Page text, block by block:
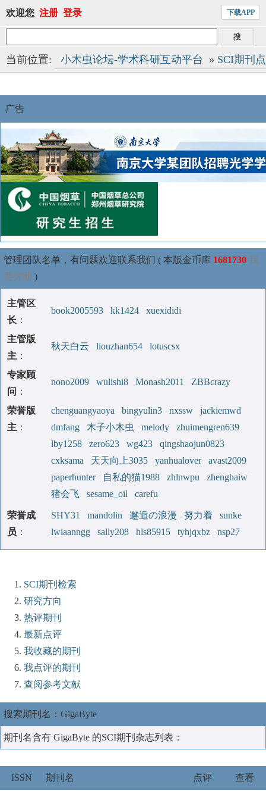
欢迎您 注册 登录 下载APP
当前位置: 小木虫论坛-学术科研互动平台 » SCI期刊
广告
管理团队名单，有问题欢迎联系我们 ( 本版金币库 1681730 我
要赞助 )
主管区
长 ：
book2005593 kk1424 xuexididi
主管版
主 ：
秋天白云 liouzhan654 lotuscsx
专家顾
问 ：
nono2009 wulishi8 Monash2011 ZBBcrazy
荣誉版
主 ：
chenguangyaoya bingyulin3 nxssw
jackiemwd
dmfang
木子小木虫 melody
zhuimengren639
lby1258
zero623 wg423
qingshaojun0823
cxksama
天天向上3035 yanhualover
avast2009
paperhunter
自私的猫1988 zhlnwpu
zhenghaiw
猪会飞
sesame_oil carefu
荣誉成
员 ：
SHY31 mandolin 邂逅の浪漫 努力着
sunke
lwiaanngg
sally208 hls85915 tyhjqxbz nsp27
SCI期刊检索
研究方向
热评期刊
最新点评
我收藏的期刊
我点评的期刊
查阅参考文献
搜索期刊名：GigaByte
期刊名含有 GigaByte 的SCI期刊杂志列表：
ISSN 期刊名 点评 查看